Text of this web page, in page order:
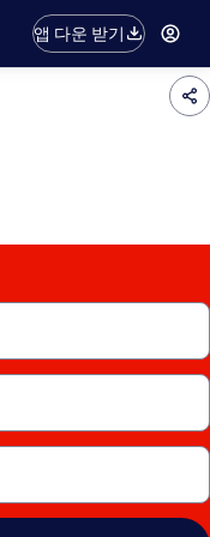
앱 다운 받기